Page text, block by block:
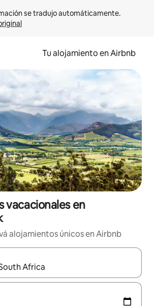
Tu alojamiento en Airbnb
vacacionales en
alojamientos únicos en Airbnb
estén disponibles, navegá con las